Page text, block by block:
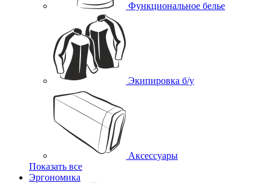
Функциональное белье
Экипировка б/у
Аксессуары
Показать все
Эргономика